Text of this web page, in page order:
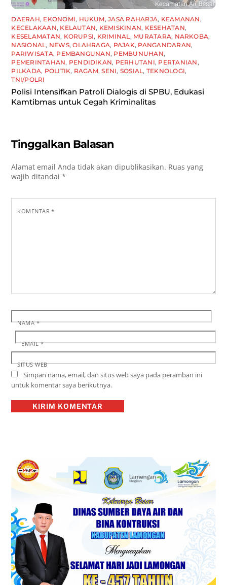
DAERAH, EKONOMI, HUKUM,JASA RAHARJA, KEAMANAN ,
KECELAKAAN, KELAUTAN, KEMISKINAN, KESEHATAN,
KESELAMATAN, KORUPSI, KRIMINAL , MURATARA, NARKOBA,
NASIONAL , NEWS,OLAHRAGA, PAJAK, PANGANDARAN,
PARIWISATA, PEMBANGUNAN, PEMBUNUHAN,
PEMERINTAHAN, PENDIDIKAN, PERHUTANI, PERTANIAN ,
PILKADA, POLITIK, RAGAM,SENI, SOSIAL , TEKNOLOGI,
TNI/POLRI
Polisi Intensifkan Patroli Dialogis di SPBU, Edukasi
Kamtibmas untuk Cegah Kriminalitas
Tinggalkan Balasan
Alamat email Anda tidak akan dipublikasikan. Ruas yang
wajib ditandai*
KOMENTAR*
NAMA*
EMAIL*
SITUS WEB
Simpan nama, email, dan situs web saya pada peramban ini
untuk komentar saya berikutnya.